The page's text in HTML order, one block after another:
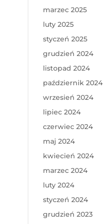
marzec 2025
luty 2025
styczeń 2025
grudzień 2024
listopad 2024
październik 2024
wrzesień 2024
lipiec 2024
czerwiec 2024
maj 2024
kwiecień 2024
marzec 2024
luty 2024
styczeń 2024
grudzień 2023